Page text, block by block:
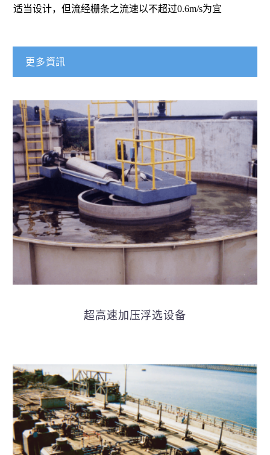
适当设计，但流经栅条之流速以不超过0.6m/s为宜
更多資訊
超高速加压浮选设备